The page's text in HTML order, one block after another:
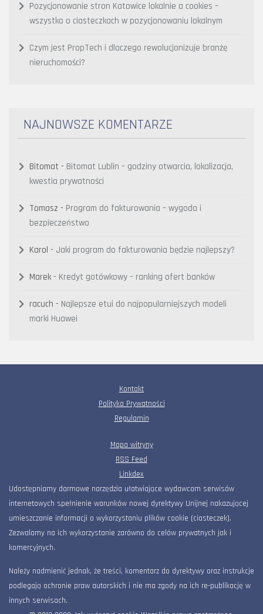
Pozycjonowanie stron Katowice lokalnie a cookies –
wszystko o ciasteczkach w pozycjonowaniu lokalnym
Czym jest PropTech i dlaczego rewolucjonizuje branżę
nieruchomości?
NAJNOWSZE KOMENTARZE
Bitomat - Bitomat Lublin – godziny otwarcia, lokalizacja,
kwestia prywatności
Tomasz - Program do fakturowania – wygoda i
bezpieczeństwo
Karol - Jaki program do fakturowania będzie najlepszy?
Marek - Kredyt gotówkowy – ranking ofert banków
racuch - Najlepsze etui do najpopularniejszych modeli
marki Huawei
Kontakt
Polityka Prywatności
Regulamin
Mapa witryny
RSS Feed
Linkdex
Udostępniamy darmowe narzędzia ułatwiające wydawcom serwisów
internetowych spełnienie warunków nowej dyrektywy Unijnej nakazującej
umieszczanie informacji o wykorzystaniu plików cookie (ciasteczek).
Zezwalamy na ich wykorzystanie zarówno do celów prywatnych jak i
komercyjnych.
Należy nadmienić jednak, że treści, komentarz do dyrektywy oraz instrukcje
podlegają ochronie praw autorskich i nie ma zgody na ich re-publikację w
innych serwisach.